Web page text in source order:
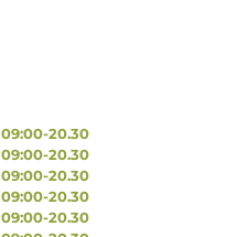
09:00-20.30
09:00-20.30
09:00-20.30
09:00-20.30
09:00-20.30